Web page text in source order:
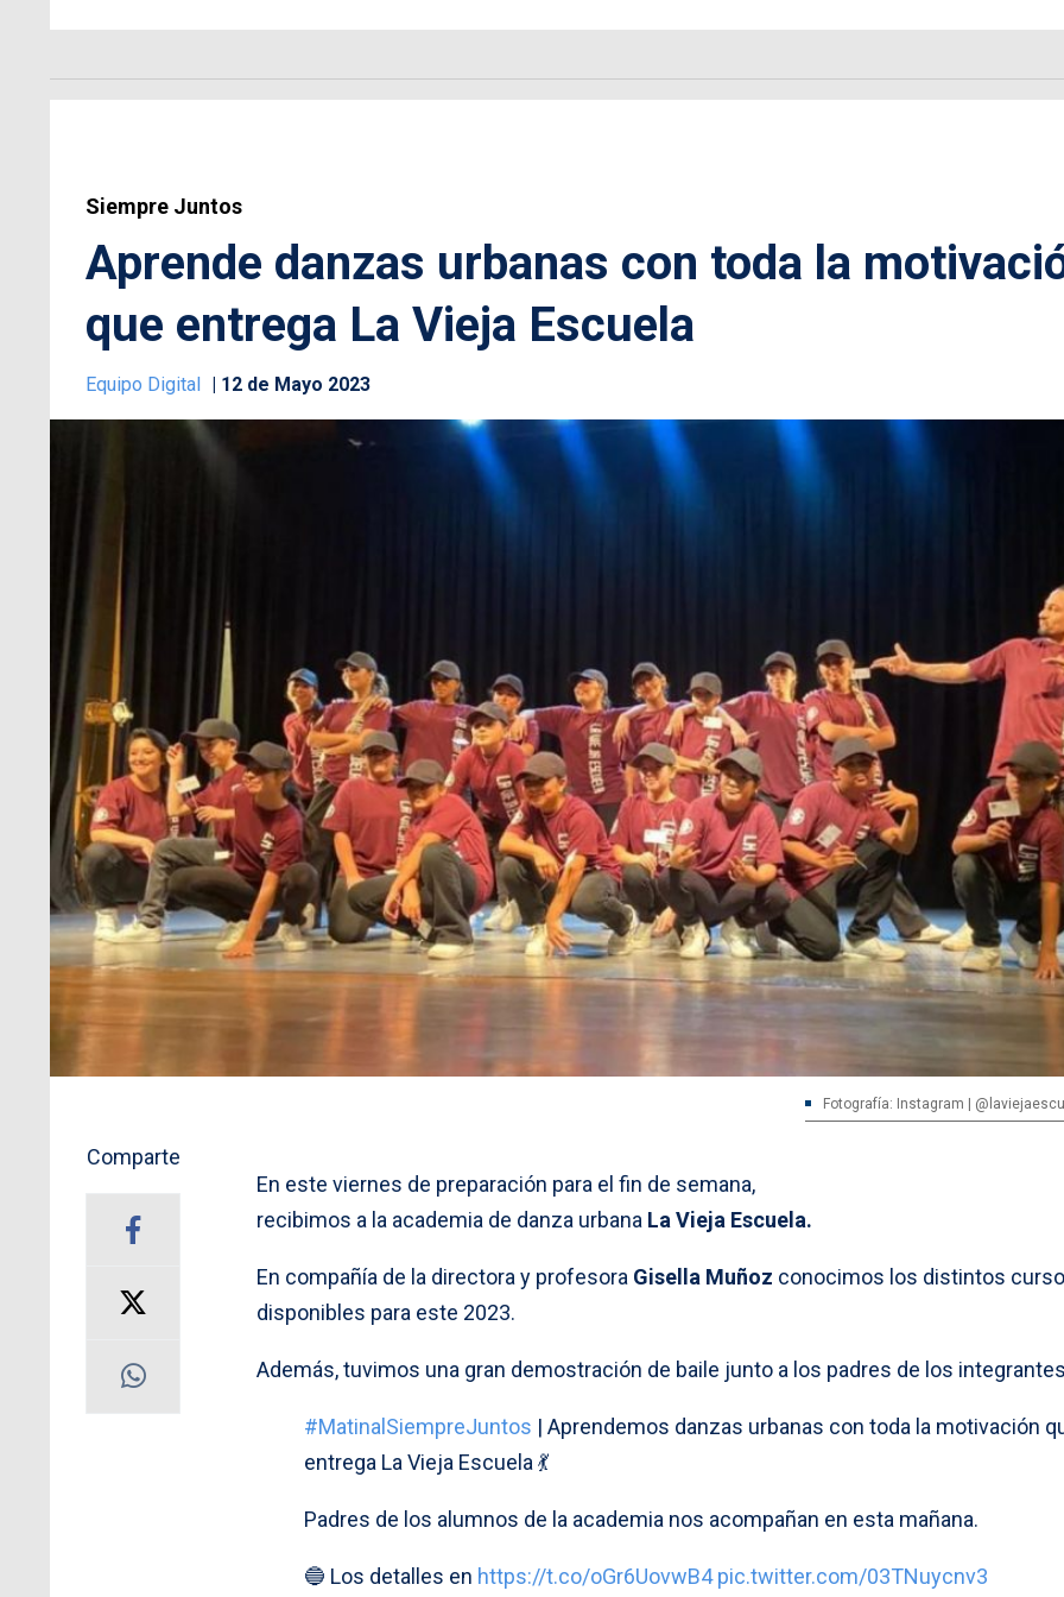
Siempre Juntos
Aprende danzas urbanas con toda la
que entrega La Vieja Escuela
Equipo Digital 12 de Mayo 2023
Fotografía: Instagram |
Comparte
En este viernes de preparación para el fin de semana,
recibimos a la academia de danza urbana La Vieja Escuela.
En compañía de la directora y profesora Gisella Muñoz conocimos los distintos
disponibles para este 2023.
Además, tuvimos una gran demostración de baile junto a los padres de los
#MatinalSiempreJuntos | Aprendemos danzas urbanas con toda la motivación
entrega La Vieja Escuela 💃
Padres de los alumnos de la academia nos acompañan en esta mañana.
🔵 Los detalles en https://t.co/oGr6UovwB4 pic.twitter.com/03TNuycnv3